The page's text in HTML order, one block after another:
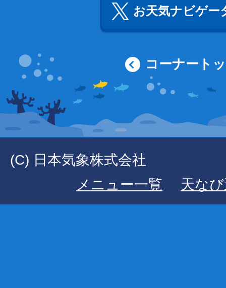
お天気ナビゲー
コーナート
(C) 日本気象株式会社
メニュー一覧
天な